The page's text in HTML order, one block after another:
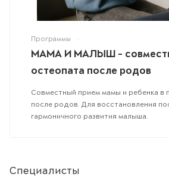
Программы
МАМА И МАЛЫШ -
остеопата после родов
Совместный прием мамы и ребенка в
после родов. Для восстановления
гармоничного развития малыша.
Специалисты